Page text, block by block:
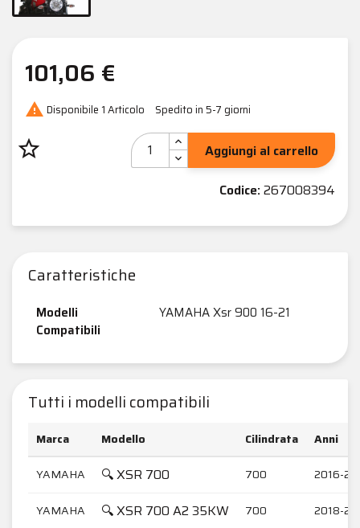
101,06 €
 Disponibile 1 Articolo Spedito in 5-7 giorni
star_border
Aggiungi al carrello
Codice:267008394
Caratteristiche
Modelli
Compatibili
YAMAHA Xsr 900 16-21
Tutti i modelli compatibili
Marca Modello Cilindrata
Anni
YAMAHA
🔍 XSR 700 700 2016-
YAMAHA 🔍 XSR 700 A2 35KW 700 2018-